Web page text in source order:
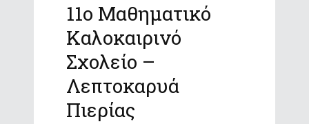
11ο Μαθηματικό
Καλοκαιρινό
Σχολείο –
Λεπτοκαρυά
Πιερίας